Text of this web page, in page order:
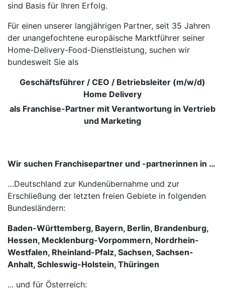
sind Basis für Ihren Erfolg.
Für einen unserer langjährigen Partner, seit 35 Jahren
der unangefochtene europäische Marktführer seiner
Home-Delivery-Food-Dienstleistung, suchen wir
bundesweit Sie als
Geschäftsführer / CEO / Betriebsleiter (m/w/d)
Home Delivery
als Franchise-Partner mit Verantwortung in Vertrieb
und Marketing
Wir suchen Franchisepartner und -partnerinnen in …
…Deutschland zur Kundenübernahme und zur
Erschließung der letzten freien Gebiete in folgenden
Bundesländern:
Baden-Württemberg, Bayern, Berlin, Brandenburg,
Hessen, Mecklenburg-Vorpommern, Nordrhein-
Westfalen, Rheinland-Pfalz, Sachsen, Sachsen-
Anhalt, Schleswig-Holstein, Thüringen
... und für Österreich: